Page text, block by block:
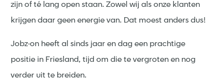
zijn of té lang open staan. Zowel wij als onze klanten
krijgen daar geen energie van. Dat moest anders dus!
Jobz-on heeft al sinds jaar en dag een prachtige
positie in Friesland, tijd om die te vergroten en nog
verder uit te breiden.